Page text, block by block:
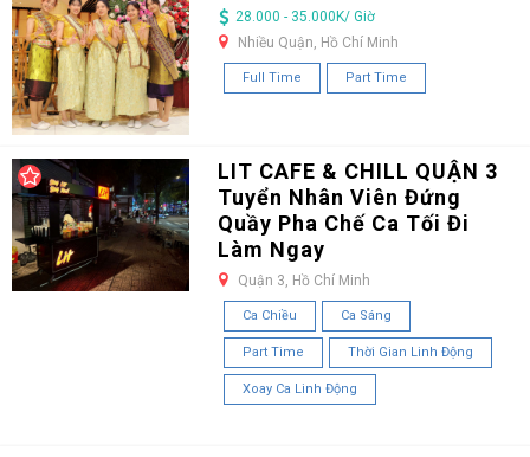
28.000 - 35.000K/ Giờ
Nhiều Quận, Hồ Chí Minh
Full Time Part Time
LIT CAFE & CHILL QUẬN 3
Tuyển Nhân Viên Đứng
Quầy Pha Chế Ca Tối Đi
Làm Ngay
Quận 3, Hồ Chí Minh
Ca Chiều Ca Sáng
Part Time Thời Gian Linh Động
Xoay Ca Linh Động